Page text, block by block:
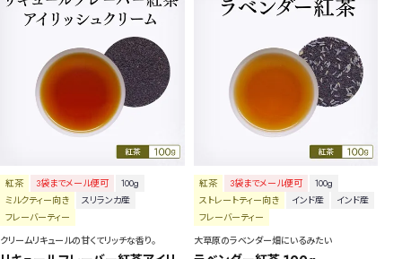
紅茶 3袋までメール便可
100g
ミルクティー向き
スリランカ産
フレーバーティー
クリームリキュールの甘くてリッチな香り。
紅茶 3袋までメール便可
100g
ストレートティー向き
インド産
インド産
フレーバーティー
大草原のラベンダー畑にいるみたい